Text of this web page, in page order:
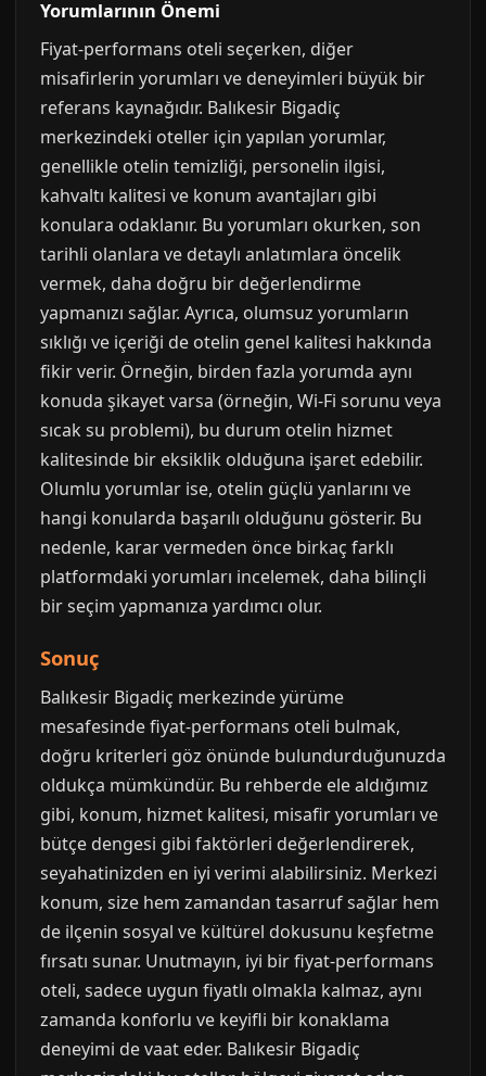
Yorumlarının Önemi
Fiyat-performans oteli seçerken, diğer
misafirlerin yorumları ve deneyimleri büyük bir
referans kaynağıdır. Balıkesir Bigadiç
merkezindeki oteller için yapılan yorumlar,
genellikle otelin temizliği, personelin ilgisi,
kahvaltı kalitesi ve konum avantajları gibi
konulara odaklanır. Bu yorumları okurken, son
tarihli olanlara ve detaylı anlatımlara öncelik
vermek, daha doğru bir değerlendirme
yapmanızı sağlar. Ayrıca, olumsuz yorumların
sıklığı ve içeriği de otelin genel kalitesi hakkında
fikir verir. Örneğin, birden fazla yorumda aynı
konuda şikayet varsa (örneğin, Wi-Fi sorunu veya
sıcak su problemi), bu durum otelin hizmet
kalitesinde bir eksiklik olduğuna işaret edebilir.
Olumlu yorumlar ise, otelin güçlü yanlarını ve
hangi konularda başarılı olduğunu gösterir. Bu
nedenle, karar vermeden önce birkaç farklı
platformdaki yorumları incelemek, daha bilinçli
bir seçim yapmanıza yardımcı olur.
Sonuç
Balıkesir Bigadiç merkezinde yürüme
mesafesinde fiyat-performans oteli bulmak,
doğru kriterleri göz önünde bulundurduğunuzda
oldukça mümkündür. Bu rehberde ele aldığımız
gibi, konum, hizmet kalitesi, misafir yorumları ve
bütçe dengesi gibi faktörleri değerlendirerek,
seyahatinizden en iyi verimi alabilirsiniz. Merkezi
konum, size hem zamandan tasarruf sağlar hem
de ilçenin sosyal ve kültürel dokusunu keşfetme
fırsatı sunar. Unutmayın, iyi bir fiyat-performans
oteli, sadece uygun fiyatlı olmakla kalmaz, aynı
zamanda konforlu ve keyifli bir konaklama
deneyimi de vaat eder. Balıkesir Bigadiç